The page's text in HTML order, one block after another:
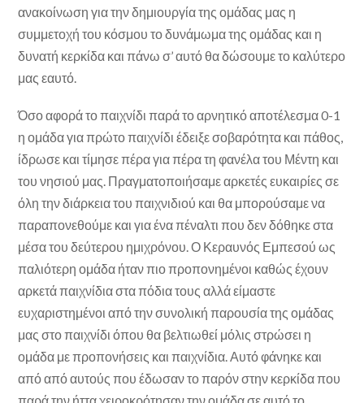
ανακοίνωση για την δημιουργία της ομάδας μας η
συμμετοχή του κόσμου το δυνάμωμα της ομάδας και η
δυνατή κερκίδα και πάνω σ’ αυτό θα δώσουμε το καλύτερο
μας εαυτό.
Όσο αφορά το παιχνίδι παρά το αρνητικό αποτέλεσμα 0-1
η ομάδα για πρώτο παιχνίδι έδειξε σοβαρότητα και πάθος,
ίδρωσε και τίμησε πέρα για πέρα τη φανέλα του Μέντη και
του νησιού μας. Πραγματοποιήσαμε αρκετές ευκαιρίες σε
όλη την διάρκεια του παιχνιδιού και θα μπορούσαμε να
παραπονεθούμε και για ένα πέναλτι που δεν δόθηκε στα
μέσα του δεύτερου ημιχρόνου. Ο Κεραυνός Εμπεσού ως
παλιότερη ομάδα ήταν πιο προπονημένοι καθώς έχουν
αρκετά παιχνίδια στα πόδια τους αλλά είμαστε
ευχαριστημένοι από την συνολική παρουσία της ομάδας
μας στο παιχνίδι όπου θα βελτιωθεί μόλις στρώσει η
ομάδα με προπονήσεις και παιχνίδια. Αυτό φάνηκε και
από από αυτούς που έδωσαν το παρόν στην κερκίδα που